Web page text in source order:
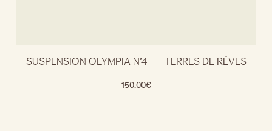
SUSPENSION OLYMPIA N°4 — TERRES DE RÊVES
150.00€